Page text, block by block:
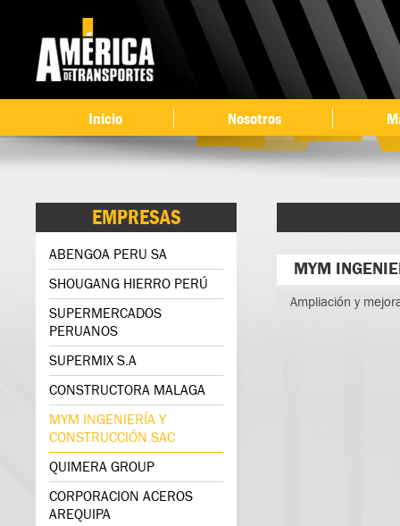
Ir
Inicio Nosotros
MYM
Ampliación y
EMPRESAS
ABENGOA PERU SA
SHOUGANG HIERRO PERÚ
SUPERMERCADOS
PERUANOS
SUPERMIX S.A
CONSTRUCTORA MALAGA
MYM INGENIERÍA Y
CONSTRUCCIÓN SAC
QUIMERA GROUP
CORPORACION ACEROS
AREQUIPA